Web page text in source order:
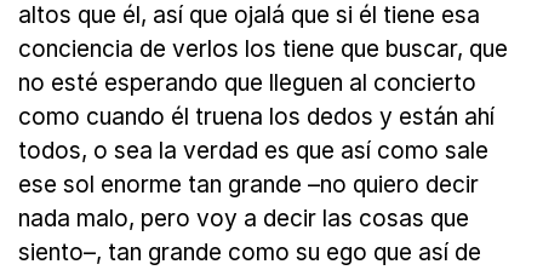
altos que él, así que ojalá que si él tiene esa
conciencia de verlos los tiene que buscar, que
no esté esperando que lleguen al concierto
como cuando él truena los dedos y están ahí
todos, o sea la verdad es que así como sale
ese sol enorme tan grande –no quiero decir
nada malo, pero voy a decir las cosas que
siento–, tan grande como su ego que así de